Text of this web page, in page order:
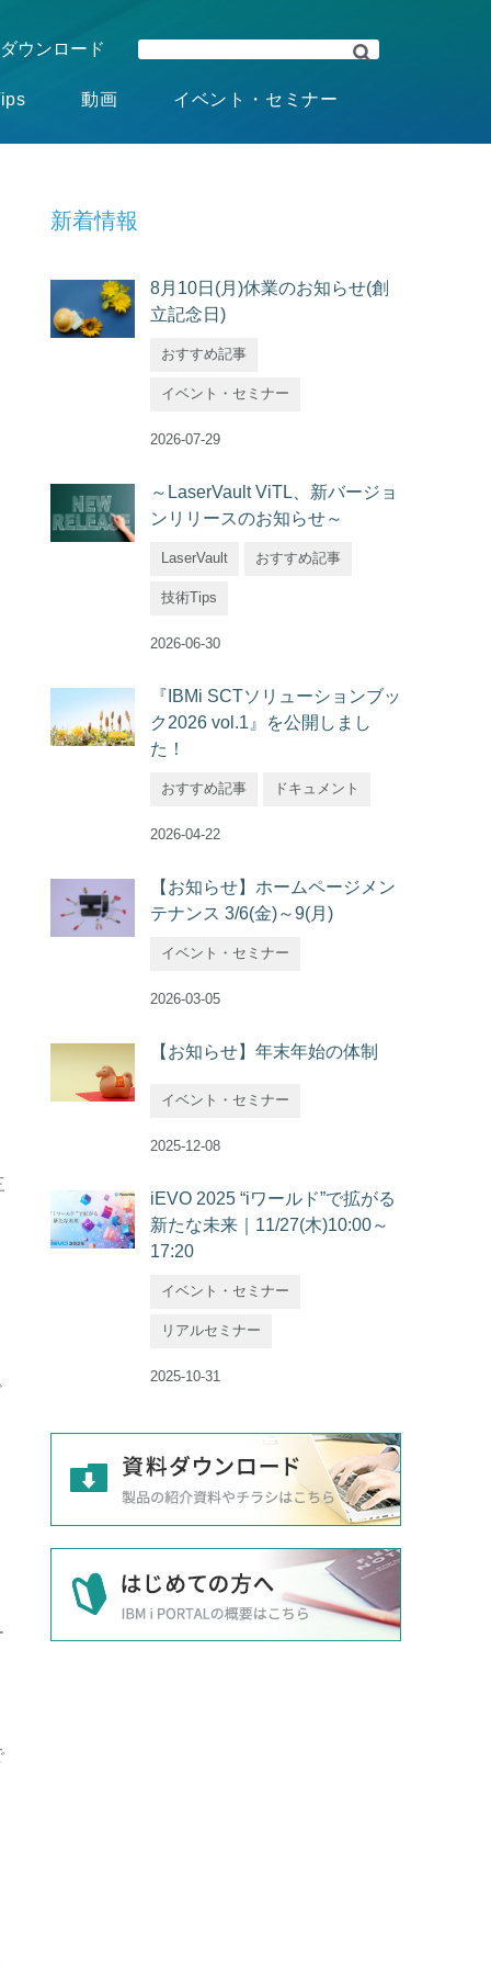
ウンロード
動画 イベント・セミナー
新着情報
8月10日(月)休業のお知らせ(創
立記念日)
おすすめ記事
イベント・セミナー
2026-07-29
～LaserVault ViTL、新バージョ
ンリリースのお知らせ～
LaserVault おすすめ記事
技術Tips
2026-06-30
『IBMi SCTソリューションブッ
ク2026 vol.1』を公開しまし
た！
おすすめ記事 ドキュメント
2026-04-22
【お知らせ】ホームページメン
テナンス 3/6(金)～9(月)
イベント・セミナー
2026-03-05
【お知らせ】年末年始の体制
イベント・セミナー
2025-12-08
iEVO 2025 “iワールド”で拡がる
新たな未来｜11/27(木)10:00～
17:20
イベント・セミナー
リアルセミナー
2025-10-31